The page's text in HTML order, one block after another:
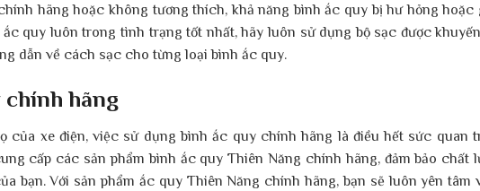
hãng hoặc không tương thích, khả năng bình ắc quy bị hư hỏng hoặc
quy luôn trong tình trạng tốt nhất, hãy luôn sử dụng bộ sạc được
dẫn về cách sạc cho từng loại bình ắc quy.
chính hãng
của xe điện, việc sử dụng bình ắc quy chính hãng là điều hết sức quan
cấp các sản phẩm bình ắc quy Thiên Năng chính hãng, đảm bảo chất
bạn. Với sản phẩm ắc quy Thiên Năng chính hãng, bạn sẽ luôn yên tâm